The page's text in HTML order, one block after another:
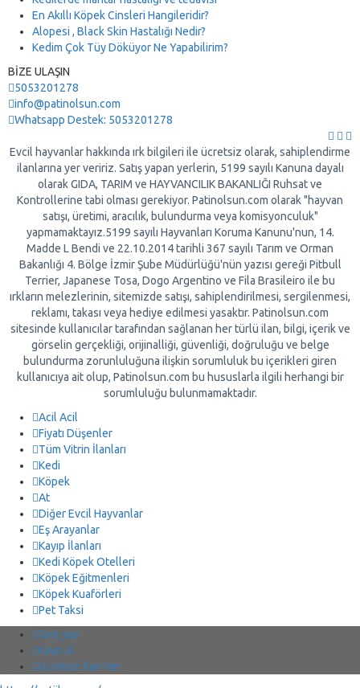
En Akıllı Köpek Cinsleri Hangileridir?
Alopesi , Black Skin Hastalığı Nedir?
Kedim Çok Tüy Döküyor Ne Yapabilirim?
BİZE ULAŞIN
5053201278
info@patinolsun.com
Whatsapp Destek: 5053201278
Evcil hayvanlar hakkında ırk bilgileri ile ücretsiz olarak, sahiplendirme
ilanlarına yer veririz. Satış yapan yerlerin, 5199 sayılı Kanuna dayalı
olarak GIDA, TARIM ve HAYVANCILIK BAKANLIĞI Ruhsat ve
Kontrollerine tabi olması gerekiyor. Patinolsun.com olarak "hayvan
satışı, üretimi, aracılık, bulundurma veya komisyonculuk"
yapmamaktayız.5199 sayılı Hayvanları Koruma Kanunu'nun, 14.
Madde L Bendi ve 22.10.2014 tarihli 367 sayılı Tarım ve Orman
Bakanlığı 4. Bölge İzmir Şube Müdürlüğü'nün yazısı gereği Pitbull
Terrier, Japanese Tosa, Dogo Argentino ve Fila Brasileiro ile bu
ırkların melezlerinin, sitemizde satışı, sahiplendirilmesi, sergilenmesi,
reklamı, takası veya hediye edilmesi yasaktır. Patinolsun.com
sitesinde kullanıcılar tarafından sağlanan her türlü ilan, bilgi, içerik ve
görselin gerçekliği, orijinalliği, güvenliği, doğruluğu ve belge
bulundurma zorunluluğuna ilişkin sorumluluk bu içerikleri giren
kullanıcıya ait olup, Patinolsun.com bu hususlarla ilgili herhangi bir
sorumluluğu bulunmamaktadır.
Acil Acil
Fiyatı Düşenler
Tüm Vitrin İlanları
Kedi
Köpek
At
Diğer Evcil Hayvanlar
Eş Arayanlar
Kayıp İlanları
Kedi Köpek Otelleri
Köpek Eğitmenleri
Köpek Kuaförleri
Pet Taksi
Giriş yap
Kayıt ol
Ücretsiz İlan Ver